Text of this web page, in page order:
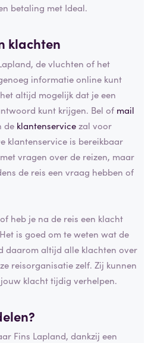
betaling met Ideal.
klachten
de vluchten of het
informatie online kunt
altijd mogelijk dat je een
kunt krijgen. Bel of mail
de klantenservicezal voor
klantenservice is bereikbaar
vragen over de reizen, maar
de reis een vraag hebben of
heb je na de reis een klacht
is goed om te weten wat de
daarom altijd alle klachten over
reisorganisatie zelf. Zij kunnen
klacht tijdig verhelpen.
Fins Lapland, dankzij een